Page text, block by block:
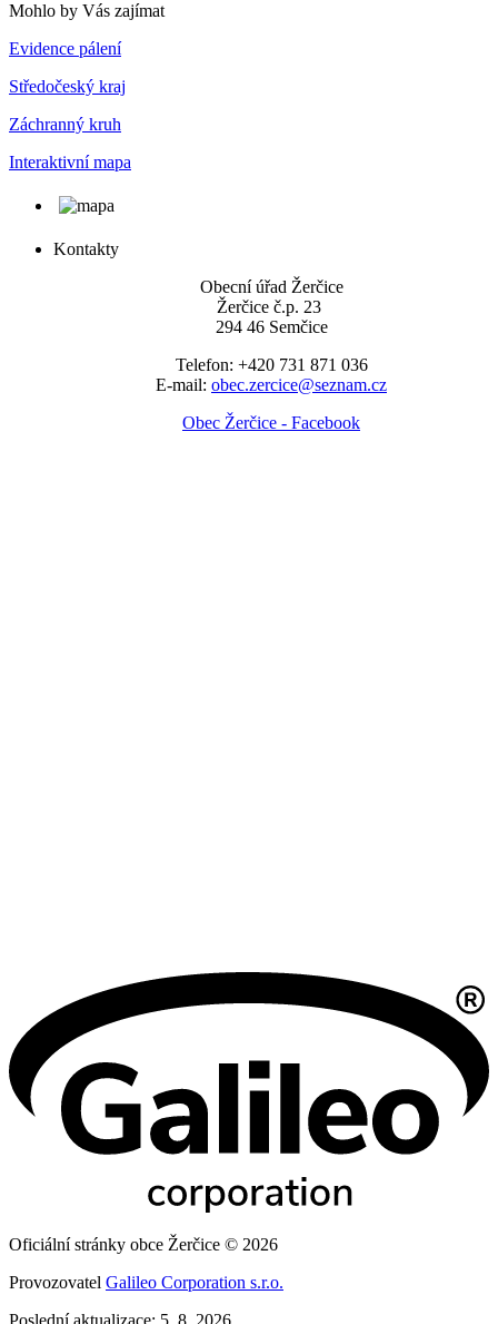
Mohlo by Vás zajímat
Evidence pálení
Středočeský kraj
Záchranný kruh
Interaktivní mapa
Kontakty
Obecní úřad Žerčice
Žerčice č.p. 23
294 46 Semčice
Telefon: +420 731 871 036
E-mail: obec.zercice@seznam.cz
Obec Žerčice - Facebook
Oficiální stránky obce Žerčice © 2026
Provozovatel Galileo Corporation s.r.o.